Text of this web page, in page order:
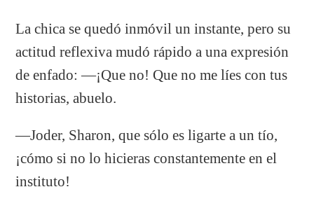
La chica se quedó inmóvil un instante, pero su
actitud reflexiva mudó rápido a una expresión
de enfado: —¡Que no! Que no me líes con tus
historias, abuelo.
—Joder, Sharon, que sólo es ligarte a un tío,
¡cómo si no lo hicieras constantemente en el
instituto!